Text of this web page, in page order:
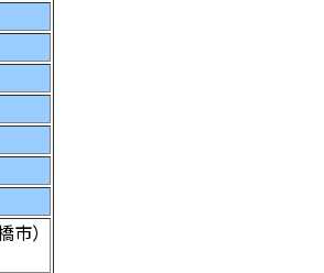
）